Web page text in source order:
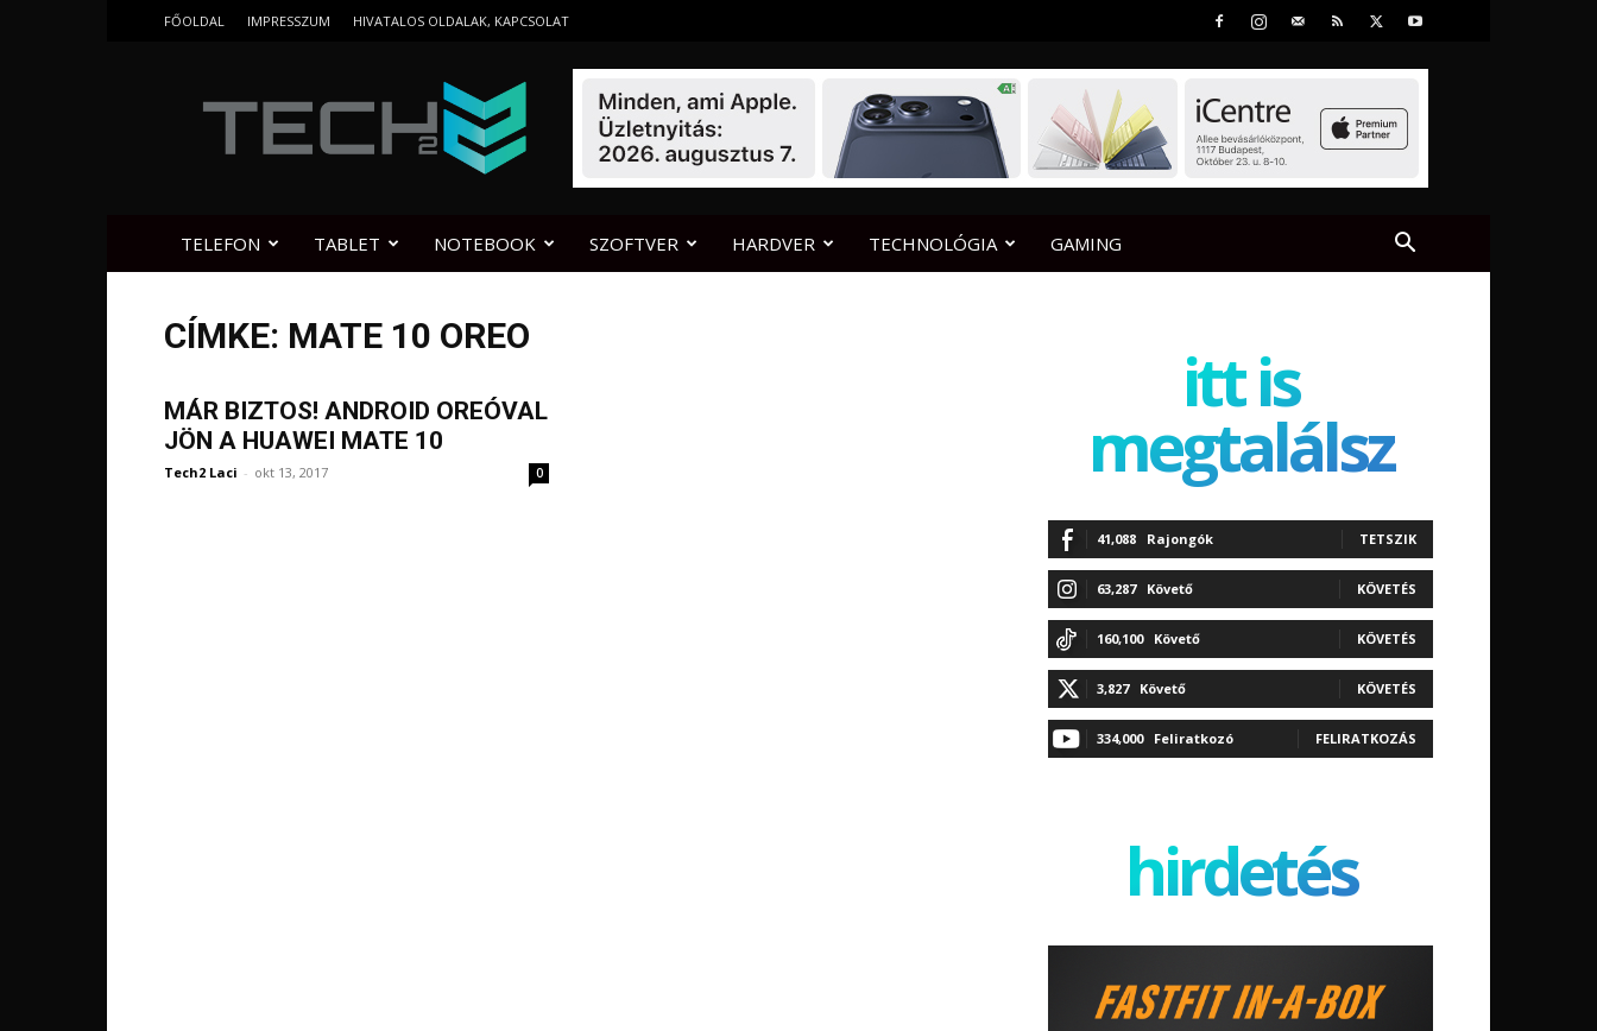
FŐOLDAL IMPRESSZUM HIVATALOS OLDALAK, KAPCSOLAT
TELEFON TABLET NOTEBOOK SZOFTVER HARDVER TECHNOLÓGIA GAMING
CÍMKE: MATE 10 OREO
MÁR BIZTOS! ANDROID OREÓVAL
JÖN A HUAWEI MATE 10
Tech2 Laci - okt 13, 2017 0
itt is
megtalálsz
41,088 Rajongók TETSZIK
63,287 Követő KÖVETÉS
160,100 Követő KÖVETÉS
3,827 Követő KÖVETÉS
334,000 Feliratkozó FELIRATKOZÁS
hirdetés